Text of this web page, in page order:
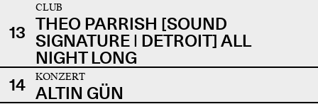
13
CLUB
THEO PARRISH [SOUND
SIGNATURE | DETROIT] ALL
NIGHT LONG
14
KONZERT
ALTIN GÜN